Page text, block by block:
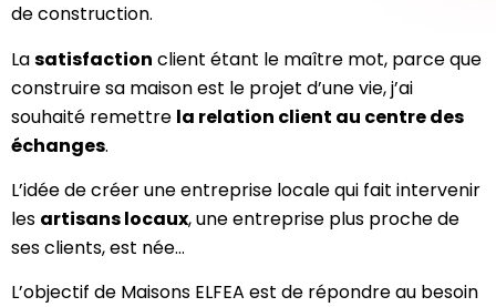
de construction.
Lasatisfaction client étant le maître mot, parce que
construire sa maison est le projet d’une vie, j’ai
souhaité remettre la relation client au centre des
échanges.
L’idée de créer une entreprise locale qui fait intervenir
les artisans locaux, une entreprise plus proche de
ses clients, est née…
L’objectif de Maisons ELFEA est de répondre au besoin